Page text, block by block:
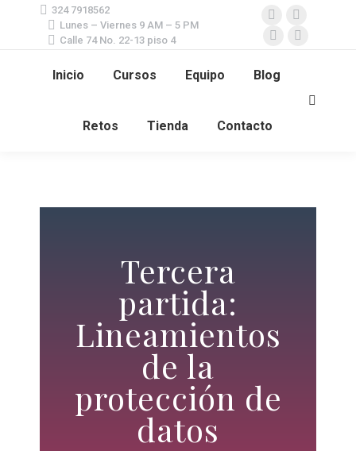
324 7918562
Lunes – Viernes 9 AM – 5 PM
Calle 74 No. 22-13 piso 4
Inicio Cursos Equipo Blog
Retos Tienda Contacto
Tercera
partida:
Lineamientos
de la
protección de
datos